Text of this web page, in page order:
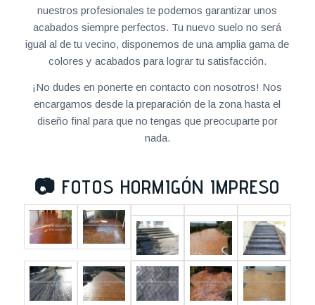
nuestros profesionales te podemos garantizar unos
acabados siempre perfectos. Tu nuevo suelo no será
igual al de tu vecino, disponemos de una amplia gama de
colores y acabados para lograr tu satisfacción.
¡No dudes en ponerte en contacto con nosotros! Nos
encargamos desde la preparación de la zona hasta el
diseño final para que no tengas que preocuparte por
nada.
📷 FOTOS HORMIGÓN IMPRESO